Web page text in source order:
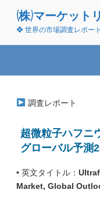
ン
(株)マーケット
❖ 世界の市場調査レポー
調査レポート
超微粒子ハフニ
グローバル予測
• 英文タイトル：
Market, Global